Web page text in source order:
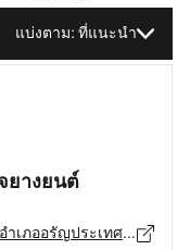
แบ่งตาม: ที่แนะนำ
ยางยนต์
83 ถนนตอนการทาง ตำบลอรัญประเทศ อำเภออรัญประเทศ จังหวัดสระแก้ว 27120, สระแก้ว - 27120